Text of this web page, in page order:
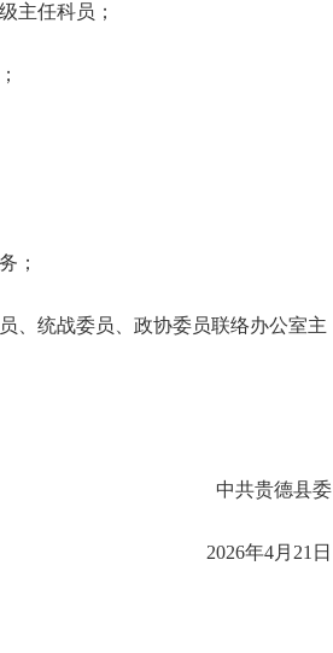
主任科员；
；
、统战委员、政协委员联络办公室主
中共贵德县委
2026年4月21日